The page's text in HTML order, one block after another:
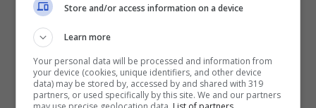
Finire con l’essere esausta non è un
buon modo per iniziare il travaglio”
sottolinea l’ostetrica.
cibi speziati: si tratta di una teoria
Store and/or access information on a device
Learn more
Your personal data will be processed and information from
your device (cookies, unique identifiers, and other device
data) may be stored by, accessed by and shared with 319
partners, or used specifically by this site. We and our partners